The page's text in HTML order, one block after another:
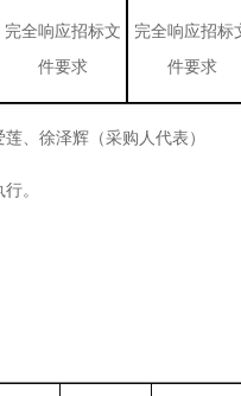
完全响应招标文
件要求
完全响应招标
件要求
莲、徐泽辉 （采购人代表）
。